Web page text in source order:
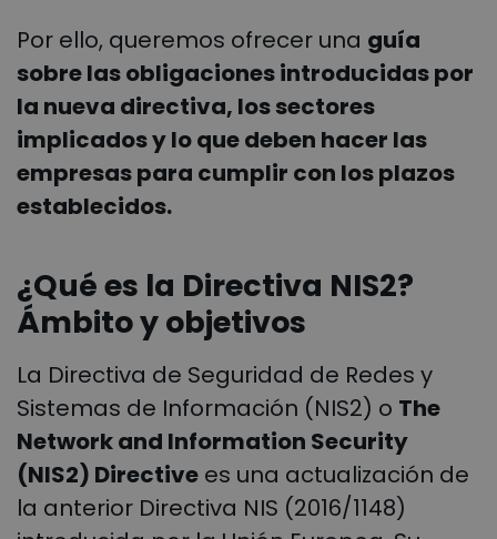
Por ello, queremos ofrecer una guía
sobre las obligaciones introducidas por
la nueva directiva, los sectores
implicados y lo que deben hacer las
empresas para cumplir con los plazos
establecidos.
¿Qué es la Directiva NIS2?
Ámbito y objetivos
La Directiva de Seguridad de Redes y
Sistemas de Información (NIS2) o The
Network and Information Security
(NIS2) Directive es una actualización de
la anterior Directiva NIS (2016/1148)